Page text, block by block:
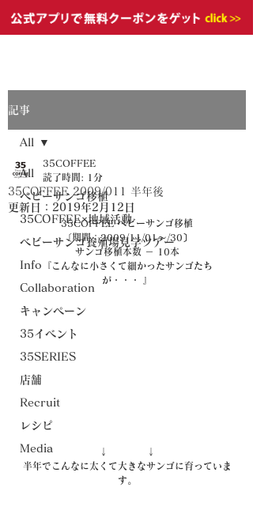
記事
All
ベビーサンゴ移植
35COFFEE×地域活動
ベビーサンゴ養殖場見学ツアー
Info
Collaboration
キャンペーン
35イベント
35SERIES
店舗
Recruit
レシピ
Media
All
35COFFEE 2009/011 半年後
35COFFEE
読了時間: 1分
更新日： 2019年2月12日
35COFFEE ベビーサンゴ移植
〔期間：2009/11/01～/30〕
サンゴ移植本数 － 10本
『こんなに小さくて細かったサンゴたち
が・・・ 』
↓　　　　↓
半年でこんなに太くて大きなサンゴに育っていま
す。